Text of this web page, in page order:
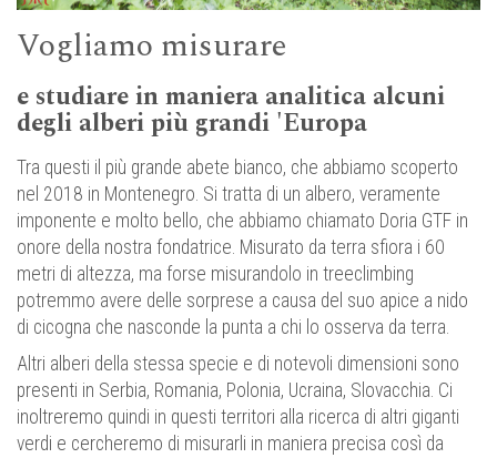
Vogliamo misurare
e studiare in maniera analitica alcuni
degli alberi più grandi 'Europa
Tra questi il più grande abete bianco, che abbiamo scoperto
nel 2018 in Montenegro. Si tratta di un albero, veramente
imponente e molto bello, che abbiamo chiamato Doria GTF in
onore della nostra fondatrice. Misurato da terra sfiora i 60
metri di altezza, ma forse misurandolo in treeclimbing
potremmo avere delle sorprese a causa del suo apice a nido
di cicogna che nasconde la punta a chi lo osserva da terra.
Altri alberi della stessa specie e di notevoli dimensioni sono
presenti in Serbia, Romania, Polonia, Ucraina, Slovacchia. Ci
inoltreremo quindi in questi territori alla ricerca di altri giganti
verdi e cercheremo di misurarli in maniera precisa così da